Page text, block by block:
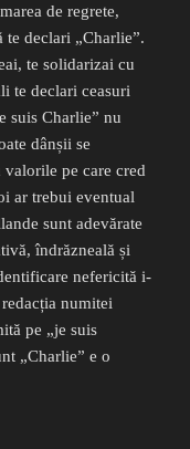
de regrete,
te declari „Charlie”.
te solidarizai cu
te declari ceasuri
suis Charlie” nu
dânșii se
pe care cred
ar trebui eventual
sunt adevărate
îndrăzneală și
nefericită i-
numitei
pe „je suis
„Charlie” e o